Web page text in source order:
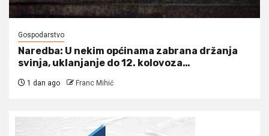
Gospodarstvo
Naredba: U nekim općinama zabrana držanja
svinja, uklanjanje do 12. kolovoza…
1 dan ago Franc Mihić